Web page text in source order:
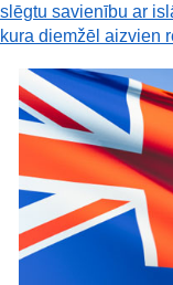
slēgtu savienību ar
kura diemžēl aizvien